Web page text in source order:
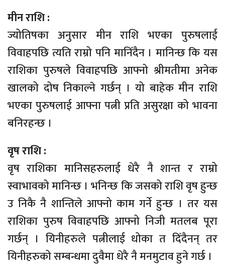
मीन राशि :
ज्योतिषका अनुसार मीन राशि भएका पुरुषलाई
विवाहपछि त्यति राम्रो पनि मानिँदैन । मानिन्छ कि यस
राशिका पुरुषले विवाहपछि आफ्नो श्रीमतीमा अनेक
खालको दोष निकाल्ने गर्छन् । यो बाहेक मीन राशि
भएका पुरुषलाई आफ्ना पत्नी प्रति असुरक्षा को भावना
बनिरहन्छ ।
वृष राशि :
वृष राशिका मानिसहरुलाई धेरै नै शान्त र राम्रो
स्वाभावको मानिन्छ । भनिन्छ कि जसको राशि वृष हुन्छ
उ निकै नै शान्तिले आफ्नो काम गर्ने हुन्छ । तर यस
राशिका पुरुष विवाहपछि आफ्नो निजी मतलब पूरा
गर्छन् । यिनीहरुले पत्नीलाई धोका त दिँदैनन् तर
यिनीहरुको सम्बन्धमा दुवैमा धेरै नै मनमुटाव हुने गर्छ ।